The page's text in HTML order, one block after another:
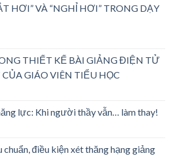
HƠI” VÀ “NGHỈ HƠI” TRONG DẠY
THIẾT KẾ BÀI GIẢNG ĐIỆN TỬ
GIÁO VIÊN TIỂU HỌC
lực: Khi người thầy vẫn… làm thay!
điều kiện xét thăng hạng giảng